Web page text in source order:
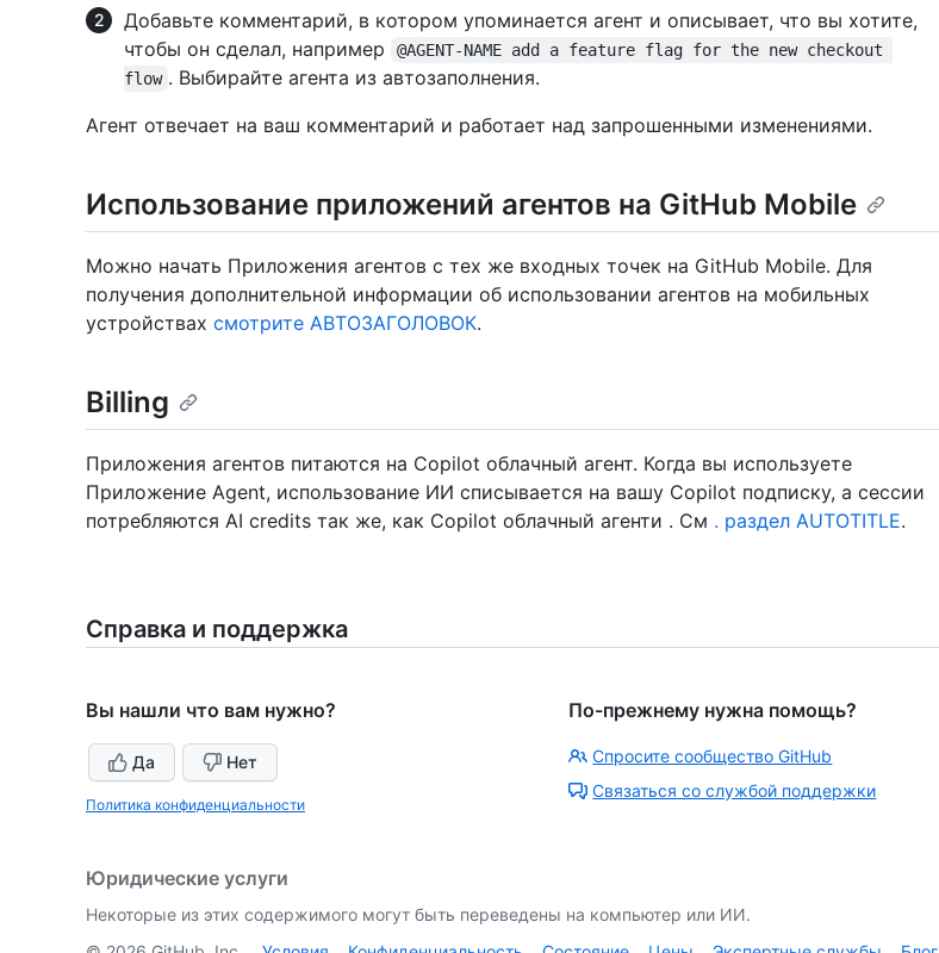
Добавьте комментарий, в котором упоминается агент и описывает, что вы хотите,
чтобы он сделал, например
@AGENT-NAME add a feature flag for the new checkout
flow . Выбирайте агента из автозаполнения.
Агент отвечает на ваш комментарий и работает над запрошенными изменениями.
Использование приложений агентов на GitHub Mobile
Можно начать Приложения агентов с тех же входных точек на GitHub Mobile. Для
получения дополнительной информации об использовании агентов на мобильных
устройствах смотрите АВТОЗАГОЛОВОК.
Billing
Приложения агентов питаются на Copilot облачный агент. Когда вы используете
Приложение Agent, использование ИИ списывается на вашу Copilot подписку, а сессии
потребляются AI credits так же, как Copilot облачный агенти . См . раздел AUTOTITLE.
Справка и поддержка
Вы нашли что вам нужно?
Да Нет
Политика конфиденциальности
По-прежнему нужна помощь?
Спросите сообщество GitHub
Связаться со службой поддержки
Юридические услуги
Некоторые из этих содержимого могут быть переведены на компьютер или ИИ.